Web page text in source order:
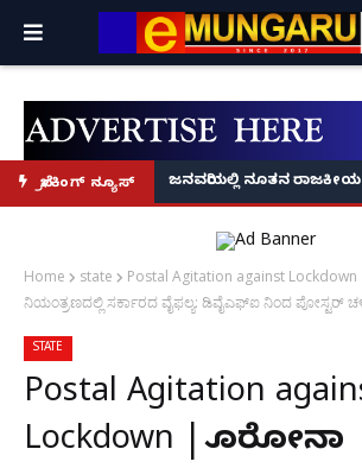
ಬ್ರೇಕಿಂಗ್ ನ್ಯೂಸ್
ಕಥೆ!
8 ಅಡಿಗೂ ಹೆಚ್ಚು ಉದ್ದದ ಕೂದಲು ಬೆಳೆಸಿ ಗಿನ್ನಿಸ್ ವಿಶ್ವ
ಜನವರಿಯಲ್ಲಿ ನೂತನ
Home state
Postal Agitation against
ನಿಯಂತ್ರಣದಲ್ಲಿ ಸರ್ಕಾರದ ವೈಫಲ್ಯ: ಡಿವೈಎಫ್ಐ ನಿಂದ ಪೋಸ್ಟರ್
STATE
Postal Agitation
Lockdown | ಕೊರೋನಾ